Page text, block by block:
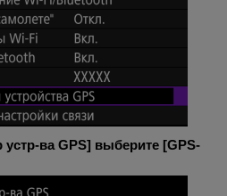
ва GPS] выберите [GPS-